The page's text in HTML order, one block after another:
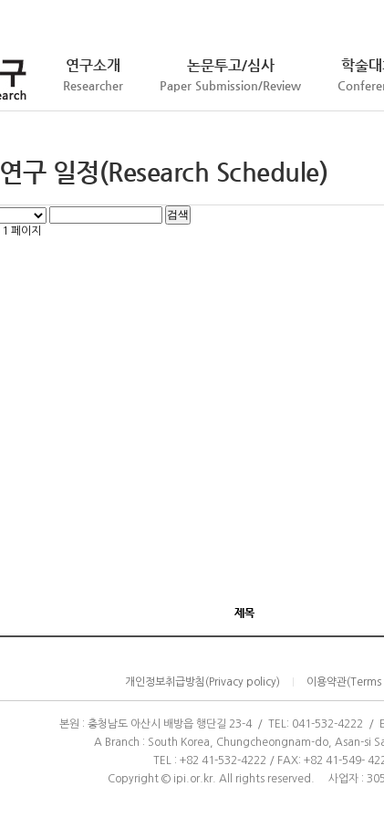
연구소개
Researcher
논문투고/심사
Paper Submission/Review
학술대
연구 일정(Research Schedule)
1 페이지
제목
개인정보취급방침(Privacy policy) 이용약관
본원 : 충청남도 아산시 배방읍 행단길 23-4 / TEL: 041-532-4222 /
A Branch : South Korea, Chungcheongnam-do, Asan-si
TEL : +82 41-532-4222 / FAX: +82 41-549-
Copyright © ipi.or.kr. All rights reserved. 사업자 :